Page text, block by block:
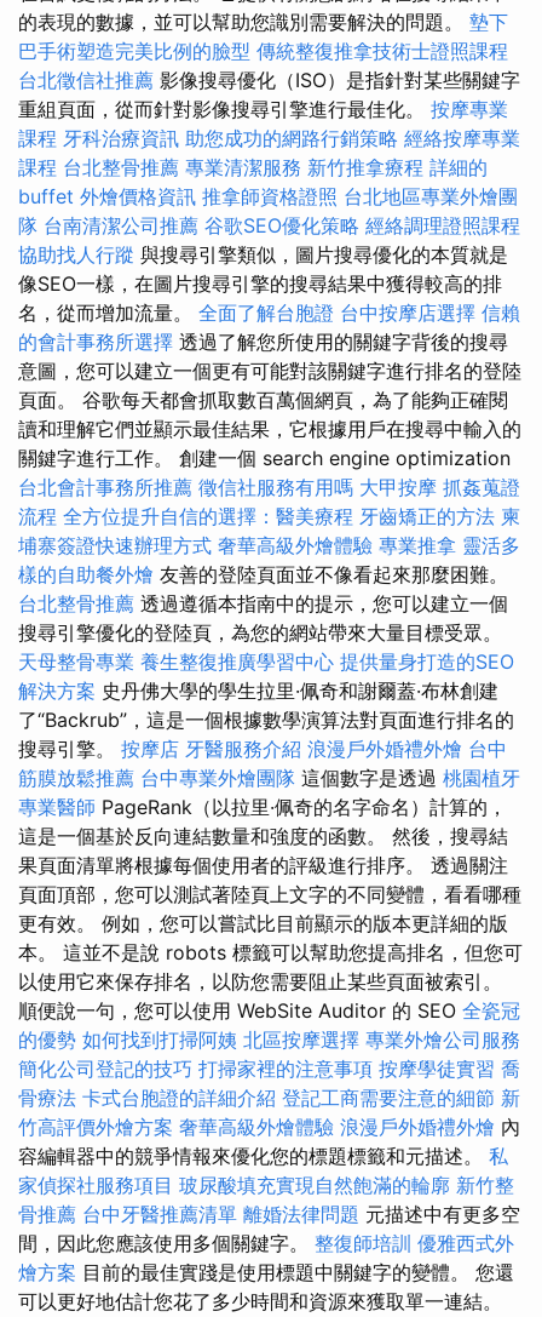
的表現的數據，並可以幫助您識別需要解決的問題。 墊下
巴手術塑造完美比例的臉型 傳統整復推拿技術士證照課程
台北徵信社推薦 影像搜尋優化（ISO）是指針對某些關鍵字
重組頁面，從而針對影像搜尋引擎進行最佳化。 按摩專業
課程 牙科治療資訊 助您成功的網路行銷策略 經絡按摩專業
課程 台北整骨推薦 專業清潔服務 新竹推拿療程 詳細的
buffet 外燴價格資訊 推拿師資格證照 台北地區專業外燴團
隊 台南清潔公司推薦 谷歌SEO優化策略 經絡調理證照課程
協助找人行蹤 與搜尋引擎類似，圖片搜尋優化的本質就是
像SEO一樣，在圖片搜尋引擎的搜尋結果中獲得較高的排
名，從而增加流量。 全面了解台胞證 台中按摩店選擇 信賴
的會計事務所選擇 透過了解您所使用的關鍵字背後的搜尋
意圖，您可以建立一個更有可能對該關鍵字進行排名的登陸
頁面。 谷歌每天都會抓取數百萬個網頁，為了能夠正確閱
讀和理解它們並顯示最佳結果，它根據用戶在搜尋中輸入的
關鍵字進行工作。 創建一個 search engine optimization
台北會計事務所推薦 徵信社服務有用嗎 大甲按摩 抓姦蒐證
流程 全方位提升自信的選擇：醫美療程 牙齒矯正的方法 柬
埔寨簽證快速辦理方式 奢華高級外燴體驗 專業推拿 靈活多
樣的自助餐外燴 友善的登陸頁面並不像看起來那麼困難。
台北整骨推薦 透過遵循本指南中的提示，您可以建立一個
搜尋引擎優化的登陸頁，為您的網站帶來大量目標受眾。
天母整骨專業 養生整復推廣學習中心 提供量身打造的SEO
解決方案 史丹佛大學的學生拉里·佩奇和謝爾蓋·布林創建
了“Backrub”，這是一個根據數學演算法對頁面進行排名的
搜尋引擎。 按摩店 牙醫服務介紹 浪漫戶外婚禮外燴 台中
筋膜放鬆推薦 台中專業外燴團隊 這個數字是透過 桃園植牙
專業醫師 PageRank（以拉里·佩奇的名字命名）計算的，
這是一個基於反向連結數量和強度的函數。 然後，搜尋結
果頁面清單將根據每個使用者的評級進行排序。 透過關注
頁面頂部，您可以測試著陸頁上文字的不同變體，看看哪種
更有效。 例如，您可以嘗試比目前顯示的版本更詳細的版
本。 這並不是說 robots 標籤可以幫助您提高排名，但您可
以使用它來保存排名，以防您需要阻止某些頁面被索引。
順便說一句，您可以使用 WebSite Auditor 的 SEO 全瓷冠
的優勢 如何找到打掃阿姨 北區按摩選擇 專業外燴公司服務
簡化公司登記的技巧 打掃家裡的注意事項 按摩學徒實習 喬
骨療法 卡式台胞證的詳細介紹 登記工商需要注意的細節 新
竹高評價外燴方案 奢華高級外燴體驗 浪漫戶外婚禮外燴 內
容編輯器中的競爭情報來優化您的標題標籤和元描述。 私
家偵探社服務項目 玻尿酸填充實現自然飽滿的輪廓 新竹整
骨推薦 台中牙醫推薦清單 離婚法律問題 元描述中有更多空
間，因此您應該使用多個關鍵字。 整復師培訓 優雅西式外
燴方案 目前的最佳實踐是使用標題中關鍵字的變體。 您還
可以更好地估計您花了多少時間和資源來獲取單一連結。